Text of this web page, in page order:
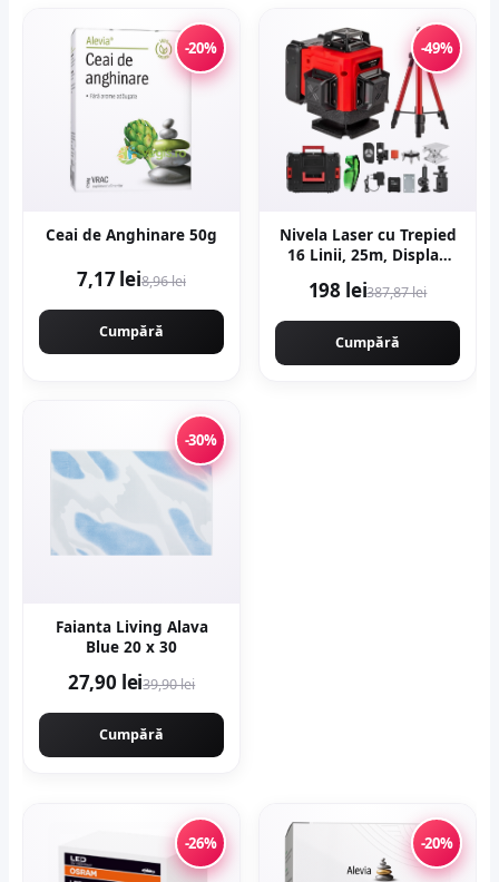
-20%
Ceai de Anghinare 50g
7,17 lei8,96 lei
Cumpără
-49%
Nivela Laser cu Trepied
16 Linii, 25m, Display
5s, ±0.2 mm/1m,
PROFESIONAL CMP1727
198 lei387,87 lei
Cumpără
-30%
Faianta Living Alava
Blue 20 x 30
27,90 lei39,90 lei
Cumpără
-26% -20%